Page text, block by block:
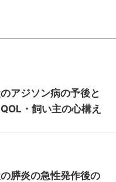
アジソン病の予後と
・飼い主の心構え
の膵炎の急性発作後の